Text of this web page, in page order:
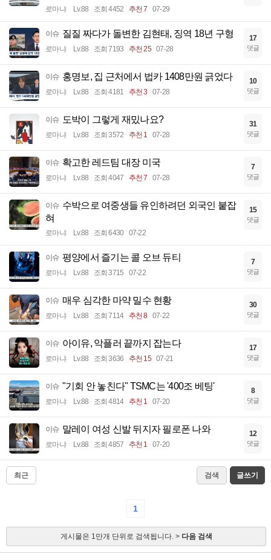
로마냐 Lv.88 조회 4452 추천 7 07-29
이슈 질질 짜다가 돌변한 김현태, 징역 18년 구형
로마냐 Lv.88 조회 7193 추천 25 07-28
17
댓글
이슈 홍명보, 집 근처에서 법카 1408만원 긁었다
로마냐 Lv.88 조회 4181 추천 3 07-28
10
댓글
이슈 도박이 그렇게 재밌나요?
로마냐 Lv.88 조회 3572 추천 1 07-28
31
댓글
이슈 확고한 레드팀 대장 미국
로마냐 Lv.88 조회 4047 추천 7 07-28
7
댓글
이슈 수박으로 여중생들 유인하려던 외국인 붙잡
혀
로마냐 Lv.88 조회 6430 07-22
15
댓글
이슈 평양에서 즐기는 콜 오브 듀티
로마냐 Lv.88 조회 3715 07-22
7
댓글
이슈 매우 심각한 마약 밀수 현황
로마냐 Lv.88 조회 7114 추천 8 07-22
30
댓글
이슈 아이유, 악플러 끝까지 잡는다
로마냐 Lv.88 조회 3636 추천 15 07-21
17
댓글
이슈 "기회 안 놓친다" TSMC는 '400조 베팅'
로마냐 Lv.88 조회 4814 추천 1 07-20
8
댓글
이슈 말레이 여성 신발 뒤지자 필로폰 나와
로마냐 Lv.88 조회 4857 추천 1 07-20
12
댓글
최근 검색 글쓰기
1
게시물은 1만개 단위로 검색됩니다. > 다음 검색